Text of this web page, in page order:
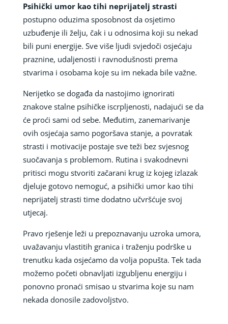
Psihički umor kao tihi neprijatelj strasti
postupno oduzima sposobnost da osjetimo
uzbuđenje ili želju, čak i u odnosima koji su nekad
bili puni energije. Sve više ljudi svjedoči osjećaju
praznine, udaljenosti i ravnodušnosti prema
stvarima i osobama koje su im nekada bile važne.
Nerijetko se događa da nastojimo ignorirati
znakove stalne psihičke iscrpljenosti, nadajući se da
će proći sami od sebe. Međutim, zanemarivanje
ovih osjećaja samo pogoršava stanje, a povratak
strasti i motivacije postaje sve teži bez svjesnog
suočavanja s problemom. Rutina i svakodnevni
pritisci mogu stvoriti začarani krug iz kojeg izlazak
djeluje gotovo nemoguć, a psihički umor kao tihi
neprijatelj strasti time dodatno učvršćuje svoj
utjecaj.
Pravo rješenje leži u prepoznavanju uzroka umora,
uvažavanju vlastitih granica i traženju podrške u
trenutku kada osjećamo da volja popušta. Tek tada
možemo početi obnavljati izgubljenu energiju i
ponovno pronaći smisao u stvarima koje su nam
nekada donosile zadovoljstvo.